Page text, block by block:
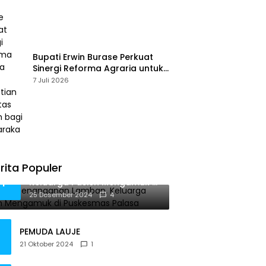
Bupati Erwin Burase Perkuat
Sinergi Reforma Agraria untuk
Kepastian Hak Atas Tanah
7 Juli 2026
Populer
1
Diduga Penanganan Lamban,
Keluarga Pasien Mengamuk di
Puskesmas Palasa
25 Desember 2024 4
PEMUDA LAUJE
21 Oktober 2024 1